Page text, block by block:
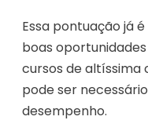
Essa pontuação já
boas
cursos de altíssima
pode ser
desempenho.